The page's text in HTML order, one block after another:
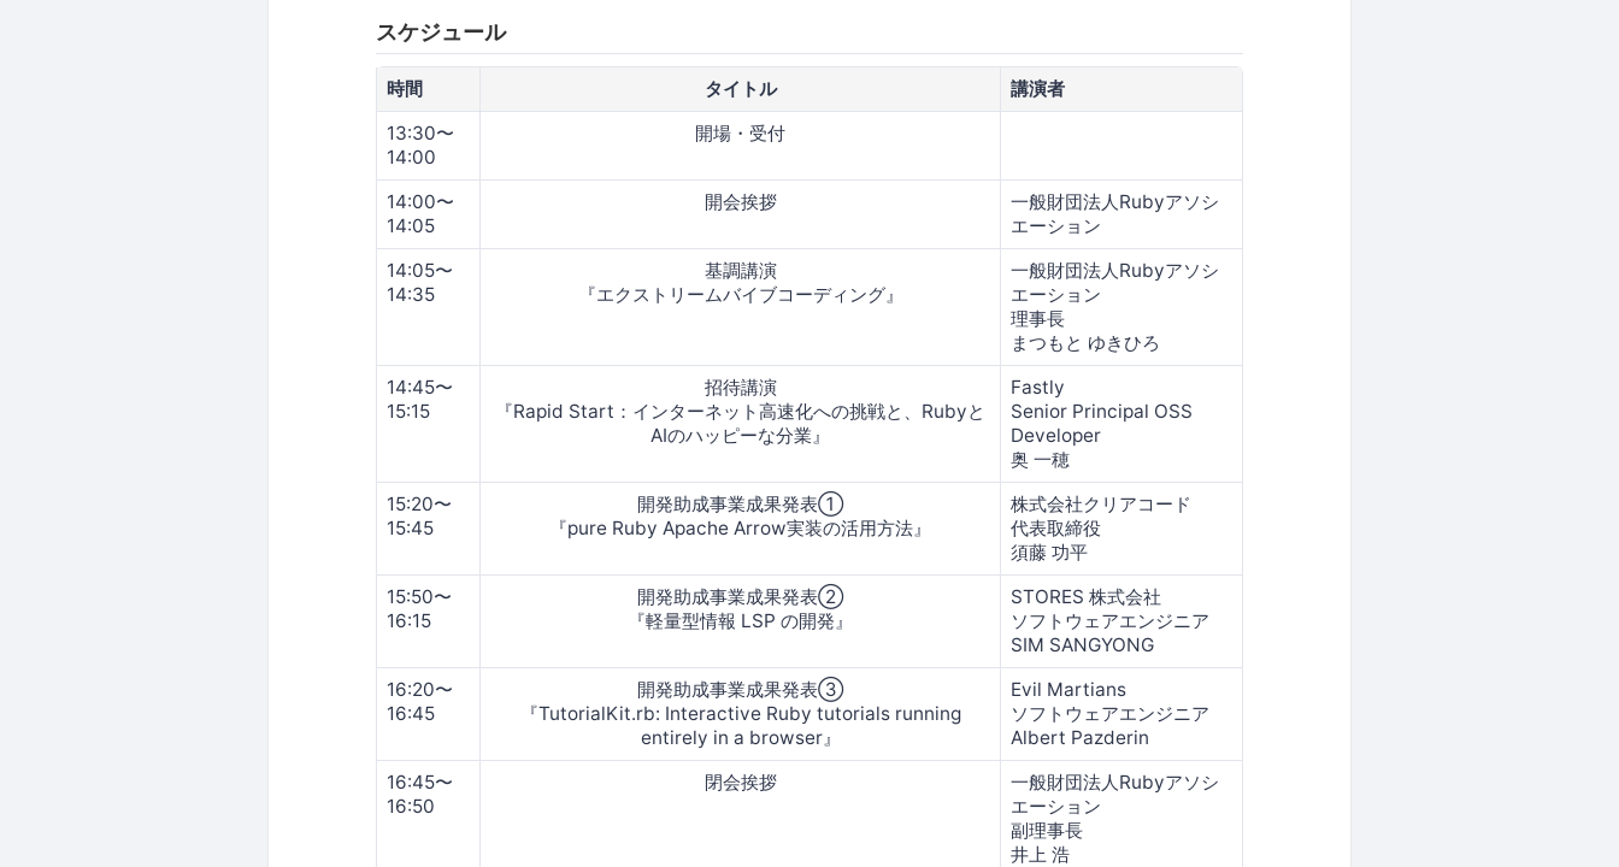
スケジュール
時間 タイトル
講演者
13:30〜
14:00
開場・受付
14:00〜
14:05
開会挨拶
一般財団法人Rubyアソシ
エーション
14:05〜
14:35
基調講演
『エクストリームバイブコーディング』
一般財団法人Rubyアソシ
エーション
理事長
まつもと ゆきひろ
14:45〜
15:15
招待講演
『Rapid Start：インターネット高速化への挑戦と、Rubyと
AIのハッピーな分業』
Fastly
Senior Principal OSS
Developer
奥 一穂
15:20〜
15:45
開発助成事業成果発表①
『pure Ruby Apache Arrow実装の活用方法』
株式会社クリアコード
代表取締役
須藤 功平
15:50〜
16:15
開発助成事業成果発表②
『軽量型情報 LSP の開発』
STORES 株式会社
ソフトウェアエンジニア
SIM SANGYONG
16:20〜
16:45
開発助成事業成果発表③
『TutorialKit.rb: Interactive Ruby tutorials running
entirely in a browser』
Evil Martians
ソフトウェアエンジニア
Albert Pazderin
16:45〜
16:50
閉会挨拶
一般財団法人Rubyアソシ
エーション
副理事長
井上 浩